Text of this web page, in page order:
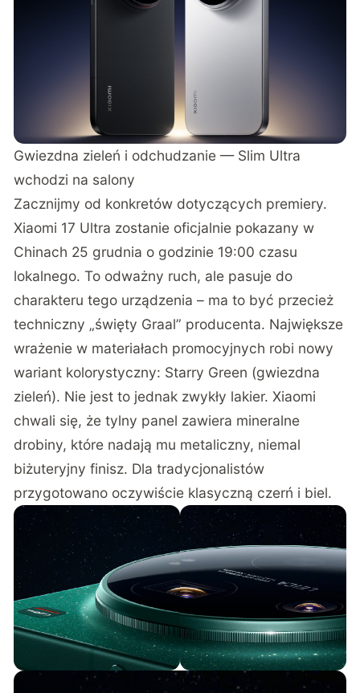
Gwiezdna zieleń i odchudzanie — Slim Ultra
wchodzi na salony
Zacznijmy od konkretów dotyczących premiery.
Xiaomi 17 Ultra zostanie oficjalnie pokazany w
Chinach 25 grudnia o godzinie 19:00 czasu
lokalnego. To odważny ruch, ale pasuje do
charakteru tego urządzenia – ma to być przecież
techniczny „święty Graal” producenta. Największe
wrażenie w materiałach promocyjnych robi nowy
wariant kolorystyczny: Starry Green (gwiezdna
zieleń). Nie jest to jednak zwykły lakier. Xiaomi
chwali się, że tylny panel zawiera mineralne
drobiny, które nadają mu metaliczny, niemal
biżuteryjny finisz. Dla tradycjonalistów
przygotowano oczywiście klasyczną czerń i biel.